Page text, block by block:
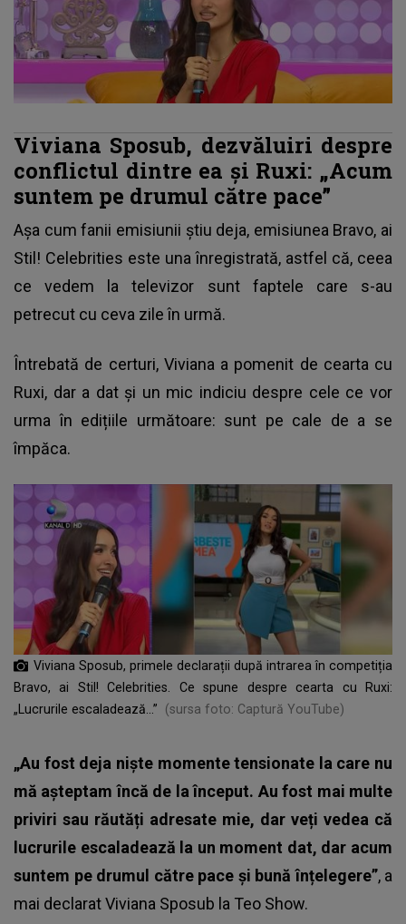
Viviana Sposub, dezvăluiri despre
conflictul dintre ea și Ruxi: „Acum
suntem pe drumul către pace”
Așa cum fanii emisiunii știu deja, emisiunea Bravo, ai
Stil! Celebrities este una înregistrată, astfel că, ceea
ce vedem la televizor sunt faptele care s-au
petrecut cu ceva zile în urmă.
Întrebată de certuri, Viviana a pomenit de cearta cu
Ruxi, dar a dat și un mic indiciu despre cele ce vor
urma în edițiile următoare: sunt pe cale de a se
împăca.
Viviana Sposub, primele declarații după intrarea în competiția
Bravo, ai Stil! Celebrities. Ce spune despre cearta cu Ruxi:
„Lucrurile escaladează...”
(sursa foto: Captură YouTube)
„Au fost deja niște momente tensionate la care nu
mă așteptam încă de la început. Au fost mai multe
priviri sau răutăți adresate mie, dar veți vedea că
lucrurile escaladează la un moment dat, dar acum
suntem pe drumul către pace și bună înțelegere”, a
mai declarat Viviana Sposub la Teo Show.